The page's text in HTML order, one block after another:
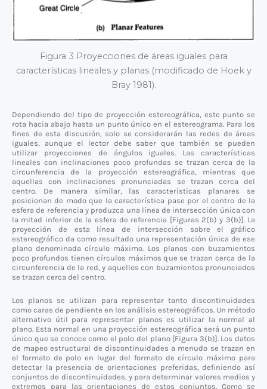
Figura 3 Proyecciones de áreas iguales para
características lineales y planas (modificado de Hoek y
Bray 1981).
Dependiendo del tipo de proyección estereográfica, este punto se
rota hacia abajo hasta un punto único en el estereograma. Para los
fines de esta discusión, solo se considerarán las redes de áreas
iguales, aunque el lector debe saber que también se pueden
utilizar proyecciones de ángulos iguales. Las características
lineales con inclinaciones poco profundas se trazan cerca de la
circunferencia de la proyección estereográfica, mientras que
aquellas con inclinaciones pronunciadas se trazan cerca del
centro. De manera similar, las características planares se
posicionan de modo que la característica pase por el centro de la
esfera de referencia y produzca una línea de intersección única con
la mitad inferior de la esfera de referencia [Figuras 2(b) y 3(b)]. La
proyección de esta línea de intersección sobre el gráfico
estereográfico da como resultado una representación única de ese
plano denominada círculo máximo. Los planos con buzamientos
poco profundos tienen círculos máximos que se trazan cerca de la
circunferencia de la red, y aquellos con buzamientos pronunciados
se trazan cerca del centro.
Los planos se utilizan para representar tanto discontinuidades
como caras de pendiente en los análisis estereográficos. Un método
alternativo útil para representar planos es utilizar la normal al
plano. Esta normal en una proyección estereográfica será un punto
único que se conoce como el polo del plano [Figura 3(b)]. Los datos
de mapeo estructural de discontinuidades a menudo se trazan en
el formato de polo en lugar del formato de círculo máximo para
detectar la presencia de orientaciones preferidas, definiendo así
conjuntos de discontinuidades, y para determinar valores medios y
extremos para las orientaciones de estos conjuntos. Como se